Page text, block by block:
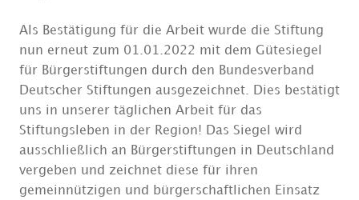
Als Bestätigung für die Arbeit wurde die Stiftung
nun erneut zum 01.01.2022 mit dem Gütesiegel
für Bürgerstiftungen durch den Bundesverband
Deutscher Stiftungen ausgezeichnet. Dies bestätigt
uns in unserer täglichen Arbeit für das
Stiftungsleben in der Region! Das Siegel wird
ausschließlich an Bürgerstiftungen in Deutschland
vergeben und zeichnet diese für ihren
gemeinnützigen und bürgerschaftlichen Einsatz